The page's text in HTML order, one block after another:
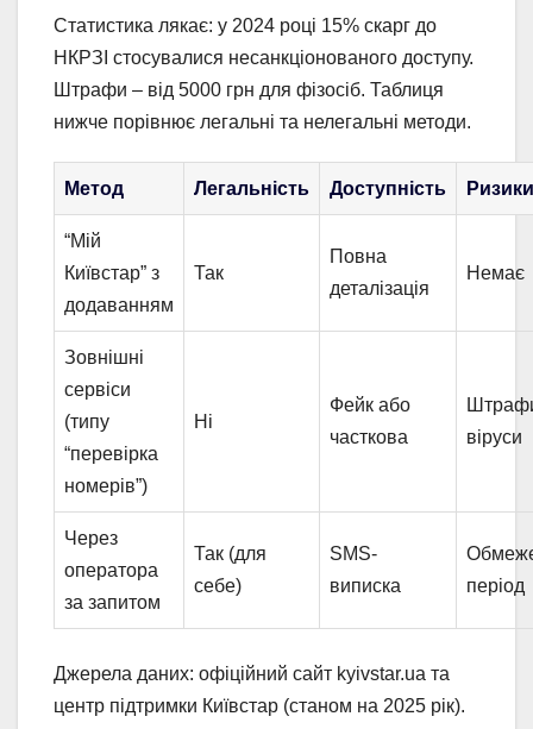
Статистика лякає: у 2024 році 15% скарг до
НКРЗІ стосувалися несанкціонованого доступу.
Штрафи – від 5000 грн для фізосіб. Таблиця
нижче порівнює легальні та нелегальні методи.
Метод Легальність Доступність Ризики
“Мій
Київстар” з
додаванням
Так
Повна
деталізація
Немає
Зовнішні
сервіси
(типу
“перевірка
номерів”)
Ні
Фейк або
часткова
віруси
Через
оператора
за запитом
Так (для
себе)
SMS-
виписка
період
Джерела даних: офіційний сайт kyivstar.ua та
центр підтримки Київстар (станом на 2025 рік).